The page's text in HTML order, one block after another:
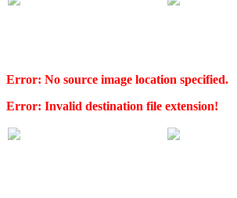
Error: No source image location specified.
Error: Invalid destination file extension!